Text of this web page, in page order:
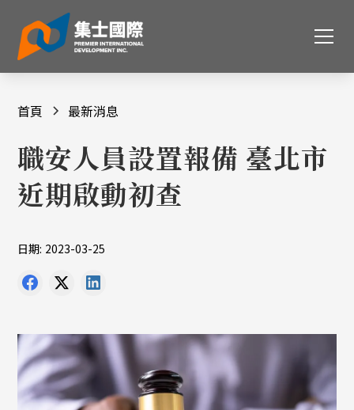
首頁 最新消息
職安人員設置報備 臺北市
近期啟動初查
日期: 2023-03-25